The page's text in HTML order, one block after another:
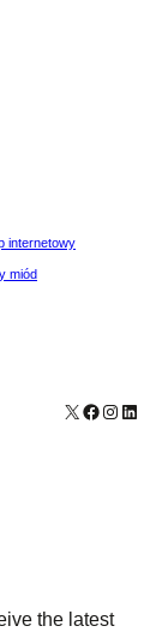
internetowy
miód
X Facebook
the latest